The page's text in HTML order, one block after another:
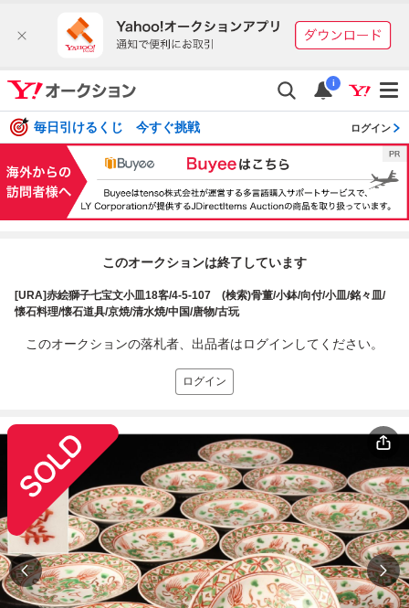
i
毎日引けるくじ 今すぐ挑戦 ログイン
このオークションは終了しています
[URA]赤絵獅子七宝文小皿18客/4-5-107 (検索)骨董/小鉢/向付/小皿/銘々皿/
懐石料理/懐石道具/京焼/清水焼/中国/唐物/古玩
このオークションの落札者、出品者はログインしてください。
ログイン